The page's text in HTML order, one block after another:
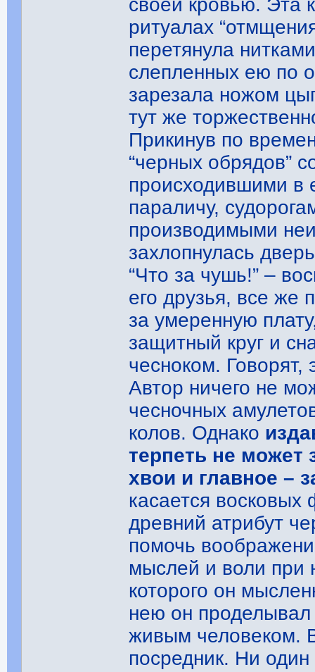
своей кровью. Эта
ритуалах
перетянула
слепленных ею по
зарезала ножом
тут же
Прикинув по
“черных обрядов”
происходившими в
параличу,
производимыми
захлопнулась
“Что за чушь!” –
его друзья, все же
за умеренную
защитный круг и
чесноком. Говорят,
Автор ничего не
чесночных
колов. Однако
терпеть не может
хвои и главное –
касается восковых
древний атрибут
помочь
мыслей и воли при
которого он
нею он
живым человеком.
посредник. Ни